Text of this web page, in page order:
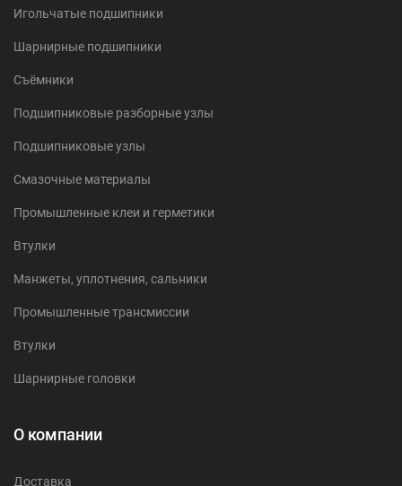
Игольчатые подшипники
Шарнирные подшипники
Съёмники
Подшипниковые разборные узлы
Подшипниковые узлы
Смазочные материалы
Промышленные клеи и герметики
Втулки
Манжеты, уплотнения, сальники
Промышленные трансмиссии
Втулки
Шарнирные головки
О компании
Доставка